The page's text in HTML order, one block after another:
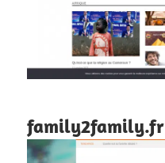
family2family.fr